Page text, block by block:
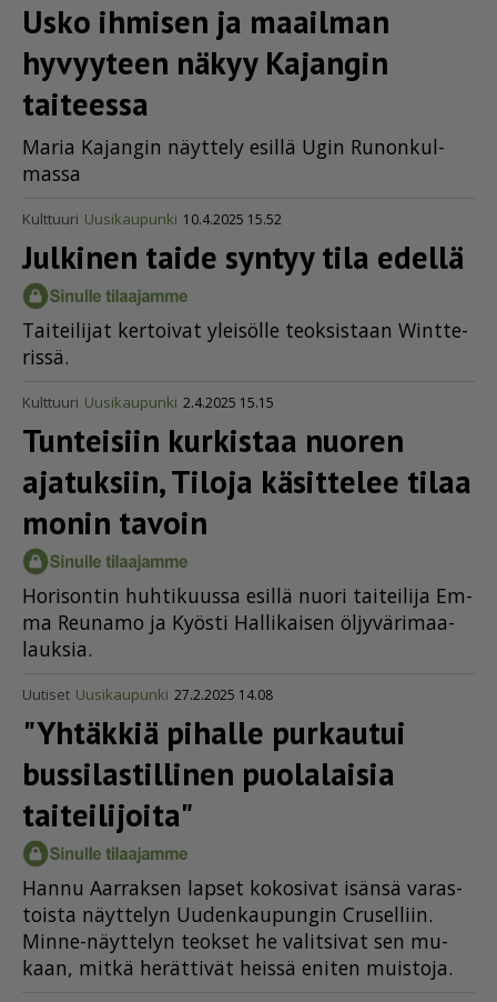
Usko ihmisen ja maailman
hyvyyteen näkyy Kajangin
taiteessa
Ma­ria Ka­jan­gin näyt­te­ly esil­lä Ugin Ru­non­kul­
mas­sa
Kulttuuri Uusikaupunki 10.4.2025 15.52
Julkinen taide syntyy tila edellä
Tai­tei­li­jat ker­toi­vat ylei­söl­le te­ok­sis­taan Wint­te­
ris­sä.
Kulttuuri Uusikaupunki 2.4.2025 15.15
Tunteisiin kurkistaa nuoren
ajatuksiin, Tiloja käsittelee tilaa
monin tavoin
Ho­ri­son­tin huh­ti­kuus­sa esil­lä nuo­ri tai­tei­li­ja Em­
ma Reu­na­mo ja Kyös­ti Hal­li­kai­sen öl­jy­vä­ri­maa­
lauk­sia.
Uutiset Uusikaupunki 27.2.2025 14.08
"Yhtäkkiä pihalle purkautui
bussi­las­til­linen puolalaisia
taiteilijoita"
Han­nu Aar­rak­sen lap­set ko­ko­si­vat isän­sä va­ras­
tois­ta näyt­te­lyn Uu­den­kau­pun­gin Cru­sel­liin.
Min­ne-näyt­te­lyn te­ok­set he va­lit­si­vat sen mu­
kaan, mit­kä he­rät­ti­vät heis­sä eni­ten muis­to­ja.